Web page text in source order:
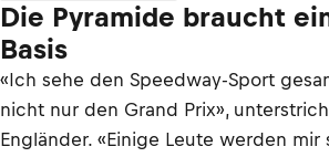
Die Pyramide braucht
Basis
«Ich sehe den Speedway-Sport
nicht nur den Grand Prix»,
Engländer. «Einige Leute werden mir